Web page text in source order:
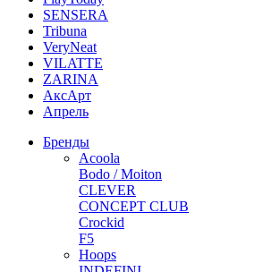
SENSERA
Tribuna
VeryNeat
VILATTE
ZARINA
АксАрт
Апрель
Бренды
Acoola
Bodo / Moiton
CLEVER
CONCEPT CLUB
Crockid
F5
Hoops